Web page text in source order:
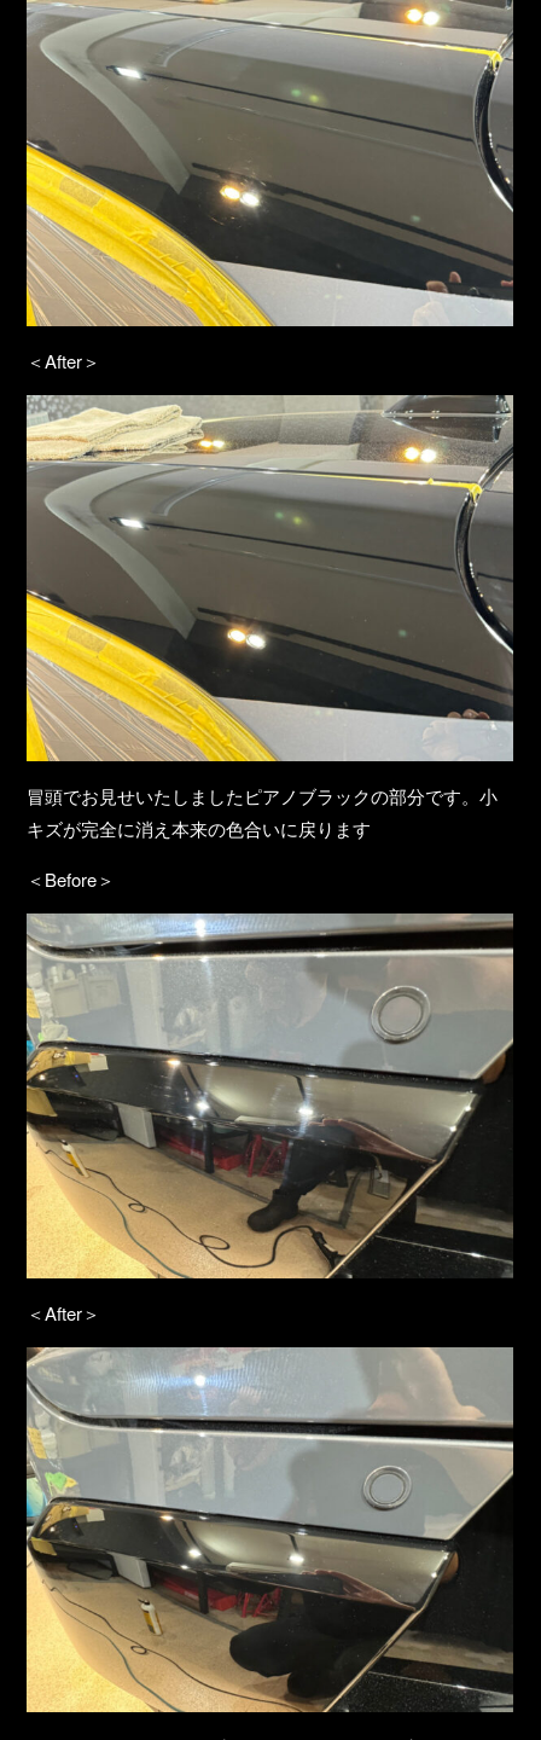
＜After＞
冒頭でお見せいたしましたピアノブラックの部分です。小
キズが完全に消え本来の色合いに戻ります
＜Before＞
＜After＞